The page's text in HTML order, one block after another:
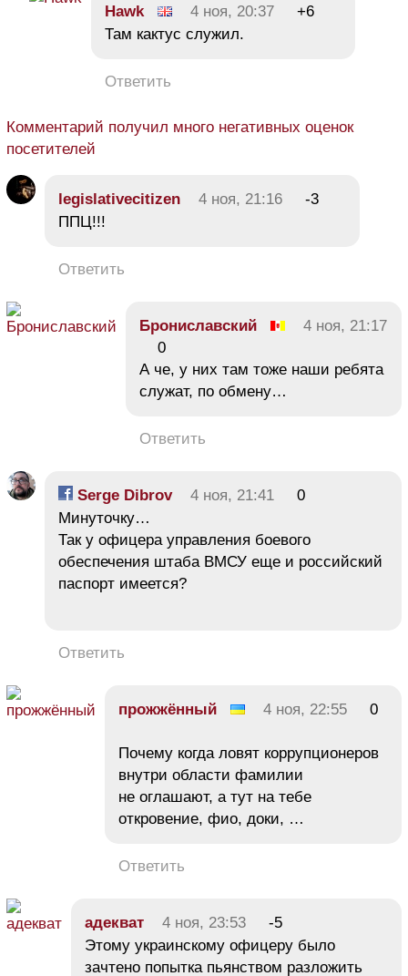
Hawk 4 ноя, 20:37
+6
Там кактус служил.
Ответить
Комментарий получил много негативных оценок
посетителей
legislativecitizen 4 ноя, 21:16
-3
ППЦ!!!
Ответить
Брониславский
4 ноя, 21:17
0
А че, у них там тоже наши ребята
служат, по обмену…
Ответить
Serge Dibrov 4 ноя, 21:41
0
Минуточку…
Так у офицера управления боевого
обеспечения штаба ВМСУ еще и российский
паспорт имеется?
Ответить
прожжённый 4 ноя, 22:55 0
Почему когда ловят коррупционеров
внутри области фамилии
не оглашают, а тут на тебе
откровение, фио, доки, …
Ответить
адекват 4 ноя, 23:53
-5
Этому украинскому офицеру было
зачтено попытка пьянством разложить